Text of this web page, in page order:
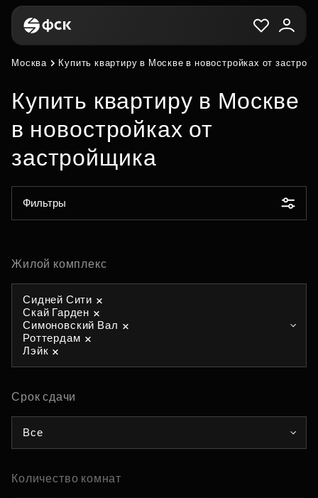
Москва Купить квартиру в Москве в новостройках от
Купить квартиру в Москве
в новостройках от
застройщика
Фильтры
Жилой комплекс
Сидней Сити
Скай Гарден
Симоновский Вал
Роттердам
Лэйк
Срок сдачи
Все
Количество комнат